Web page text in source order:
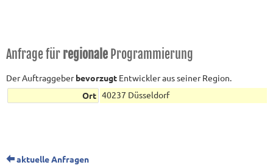
Anfrage für regionale Programmierung
Der Auftraggeberbevorzugt Entwickler aus seiner Region.
Ort 40237 Düsseldorf
aktuelle Anfragen